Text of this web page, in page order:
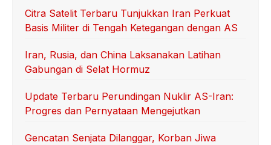
Citra Satelit Terbaru Tunjukkan Iran Perkuat
Basis Militer di Tengah Ketegangan dengan AS
Iran, Rusia, dan China Laksanakan Latihan
Gabungan di Selat Hormuz
Update Terbaru Perundingan Nuklir AS-Iran:
Progres dan Pernyataan Mengejutkan
Gencatan Senjata Dilanggar, Korban Jiwa